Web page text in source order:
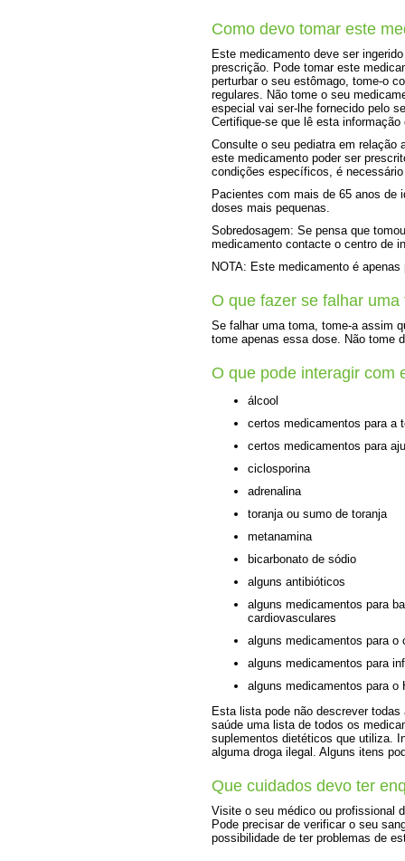
Como devo tomar este
Este medicamento deve ser
prescrição. Pode tomar este
perturbar o seu estômago, tome-o
regulares. Não tome o seu
especial vai ser-lhe fornecido pelo
Certifique-se que lê esta
Consulte o seu pediatra em relação
este medicamento poder ser
condições específicos, é
Pacientes com mais de 65 anos de
doses mais pequenas.
Sobredosagem: Se pensa que
medicamento contacte o centro de
NOTA: Este medicamento é
O que fazer se falhar uma
Se falhar uma toma, tome-a assim
tome apenas essa dose. Não tome
O que pode interagir com
álcool
certos medicamentos para a
certos medicamentos para
ciclosporina
adrenalina
toranja ou sumo de toranja
metanamina
bicarbonato de sódio
alguns antibióticos
alguns medicamentos para
cardiovasculares
alguns medicamentos para
alguns medicamentos para
alguns medicamentos para o
Esta lista pode não descrever
saúde uma lista de todos os
suplementos dietéticos que utiliza.
alguma droga ilegal. Alguns itens
Que cuidados devo ter
Visite o seu médico ou profissional
Pode precisar de verificar o seu
possibilidade de ter problemas de